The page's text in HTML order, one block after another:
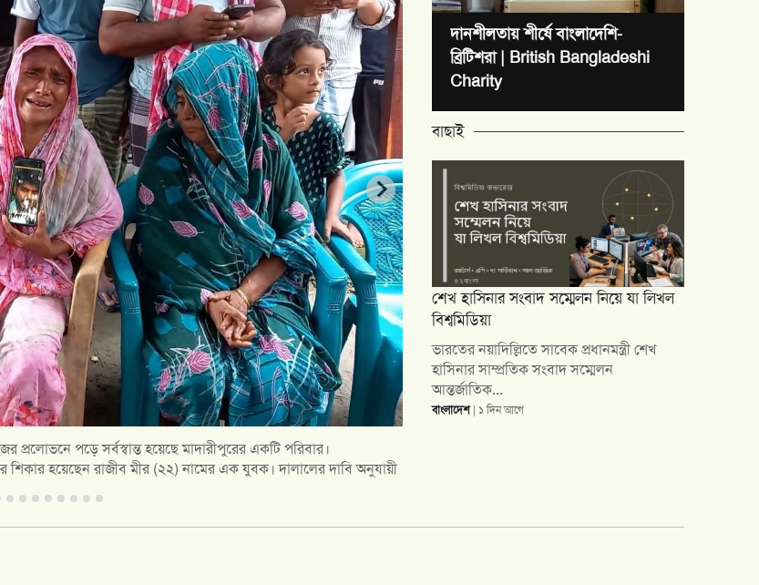
৫২বাংলার নতুন ধারাবাহিক প্রতিবেদন শুরু হলো। এই সিরিজে ভিসা, শ্রম
প্রতিবেদন প্রকাশিত হবে। প্রথম পর্বে থাকছে সাম্প্রতিক ভিসা বাতিল-
দানশীলতায় শীর্ষে বাংলাদেশি-
ব্রিটিশরা | British Bangladeshi
Charity
বাছাই
শেখ হাসিনার সংবাদ সম্মেলন নিয়ে যা লিখল
বিশ্বমিডিয়া
ভারতের নয়াদিল্লিতে সাবেক প্রধানমন্ত্রী শেখ
হাসিনার সাম্প্রতিক সংবাদ সম্মেলন
আন্তর্জাতিক...
বাংলাদেশ| ১ দিন আগে